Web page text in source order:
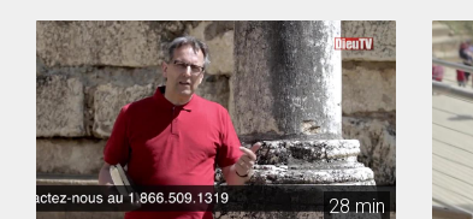
28 min